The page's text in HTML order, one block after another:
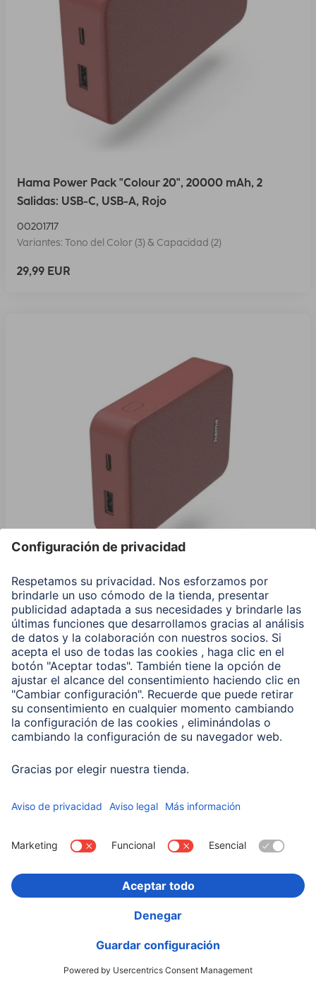
Hama Power Pack "Colour 20", 20000 mAh, 2
Salidas: USB-C, USB-A, Rojo
00201717
Variantes: Tono del Color (3) & Capacidad (2)
29,99 EUR
Hama Power Pack "Color 10", 10000 mAh, 2 Salidas:
USB-C, USB-A, Rojo
00201714
Variantes: Tono del Color (3) & Capacidad (2)
19,99 EUR